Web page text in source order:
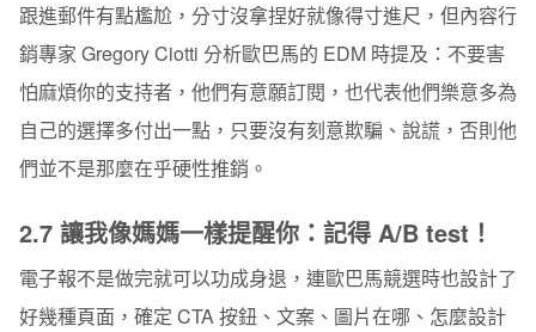
跟進郵件有點尷尬，分寸沒拿捏好就像得寸進尺，但內容行
銷專家 Gregory Ciotti 分析歐巴馬的 EDM 時提及：不要害
怕麻煩你的支持者，他們有意願訂閱，也代表他們樂意多為
自己的選擇多付出一點，只要沒有刻意欺騙、說謊，否則他
們並不是那麼在乎硬性推銷。
2.7 讓我像媽媽一樣提醒你：記得 A/B test！
電子報不是做完就可以功成身退，連歐巴馬競選時也設計了
好幾種頁面，確定 CTA 按鈕、文案、圖片在哪、怎麼設計